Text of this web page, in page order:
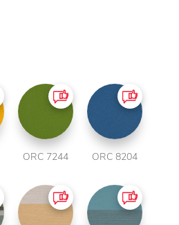
ORC 7244 ORC 8204